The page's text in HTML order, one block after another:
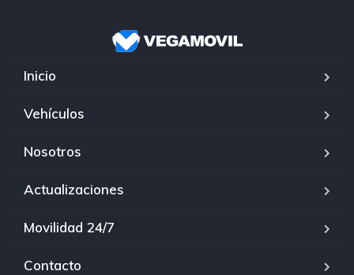
Inicio
Vehículos
Nosotros
Actualizaciones
Movilidad 24/7
Contacto